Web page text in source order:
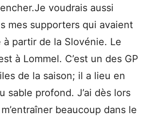
voudrais aussi
mes supporters qui avaient
partir de la Slovénie. Le
à Lommel. C’est un des GP
de la saison; il a lieu en
sable profond. J’ai dès lors
beaucoup dans le